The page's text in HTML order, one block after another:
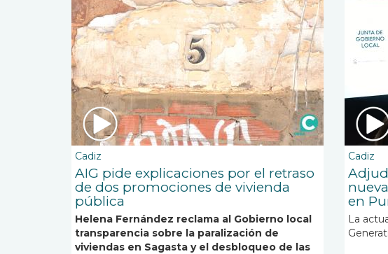
Cadiz
AIG pide explicaciones por el retraso
de dos promociones de vivienda
pública
Helena Fernández reclama al Gobierno local
transparencia sobre la paralización de
viviendas en Sagasta y el desbloqueo de las
Cadiz
en
La